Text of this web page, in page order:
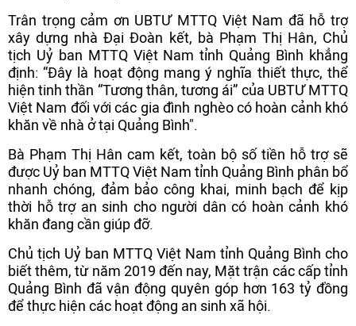
Trân trọng cảm ơn UBTƯ MTTQ Việt Nam đã hỗ trợ
xây dựng nhà Đại Đoàn kết, bà Phạm Thị Hân, Chủ
tịch Uỷ ban MTTQ Việt Nam tỉnh Quảng Bình khẳng
định: “Đây là hoạt động mang ý nghĩa thiết thực, thể
hiện tinh thần “Tương thân, tương ái” của UBTƯ MTTQ
Việt Nam đối với các gia đình nghèo có hoàn cảnh khó
khăn về nhà ở tại Quảng Bình".
Bà Phạm Thị Hân cam kết, toàn bộ số tiền hỗ trợ sẽ
được Uỷ ban MTTQ Việt Nam tỉnh Quảng Bình phân bổ
nhanh chóng, đảm bảo công khai, minh bạch để kịp
thời hỗ trợ an sinh cho người dân có hoàn cảnh khó
khăn đang cần giúp đỡ.
Chủ tịch Uỷ ban MTTQ Việt Nam tỉnh Quảng Bình cho
biết thêm, từ năm 2019 đến nay, Mặt trận các cấp tỉnh
Quảng Bình đã vận động quyên góp hơn 163 tỷ đồng
để thực hiện các hoạt động an sinh xã hội.